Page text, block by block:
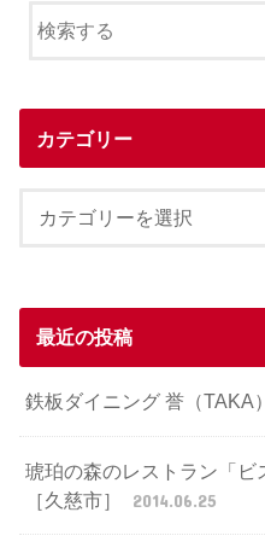
カテゴリー
最近の投稿
鉄板ダイニング 誉（TAKA
琥珀の森のレストラン「ビ
［久慈市］
2014.06.25